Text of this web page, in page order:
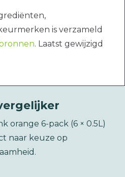
is verzameld
. Laatst gewijzigd
orange 6-pack (6 × 0.5L)
naar keuze op